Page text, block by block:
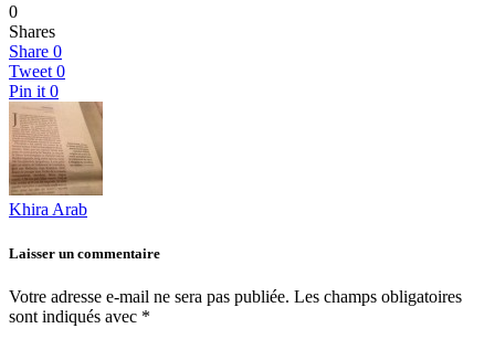
0
Shares
Share 0
Tweet 0
Pin it 0
Khira Arab
Laisser un commentaire
Votre adresse e-mail ne sera pas publiée. Les champs obligatoires
sont indiqués avec *